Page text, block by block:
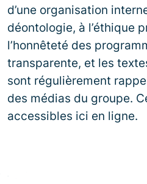
d’une organisation
déontologie, à l’éthique
l’honnêteté des
transparente, et les
sont régulièrement
des médias du groupe.
accessibles ici en ligne.